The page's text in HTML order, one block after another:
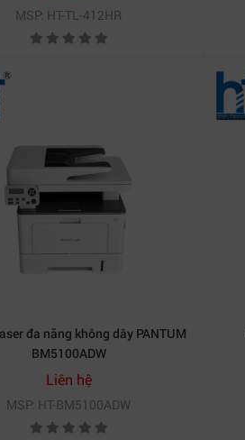
MSP: HT-TL-412HR
đa năng không dây PANTUM
BM5100ADW
Liên hệ
MSP: HT-BM5100ADW